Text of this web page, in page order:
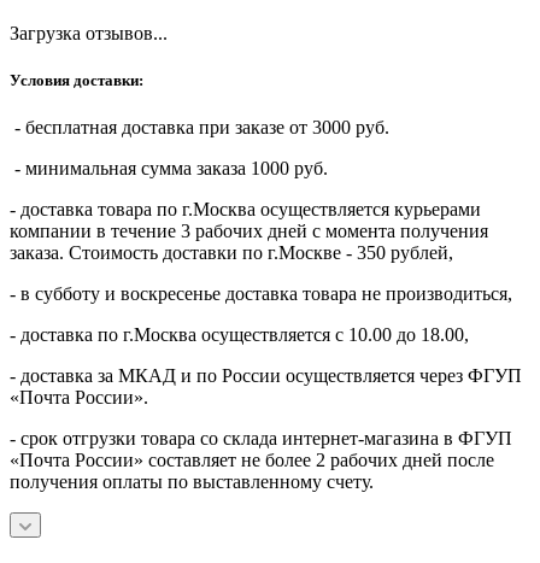
Загрузка отзывов...
Условия доставки:
- бесплатная доставка при заказе от 3000 руб.
- минимальная сумма заказа 1000 руб.
- доставка товара по г.Москва осуществляется курьерами
компании в течение 3 рабочих дней с момента получения
заказа. Стоимость доставки по г.Москве - 350 рублей,
- в субботу и воскресенье доставка товара не производиться,
- доставка по г.Москва осуществляется с 10.00 до 18.00,
- доставка за МКАД и по России осуществляется через ФГУП
«Почта России».
- срок отгрузки товара со склада интернет-магазина в ФГУП
«Почта России» составляет не более 2 рабочих дней после
получения оплаты по выставленному счету.